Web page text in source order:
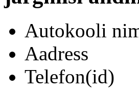
Autokooli
Aadress
Telefon(id)